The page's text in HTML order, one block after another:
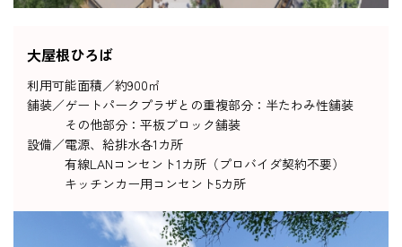
大屋根ひろば
利用可能面積／約900㎡
舗装／ゲートパークプラザとの重複部分：半たわみ性舗装
その他部分：平板ブロック舗装
設備／電源、給排水各1カ所
有線LANコンセント1カ所（プロバイダ契約不要）
キッチンカー用コンセント5カ所